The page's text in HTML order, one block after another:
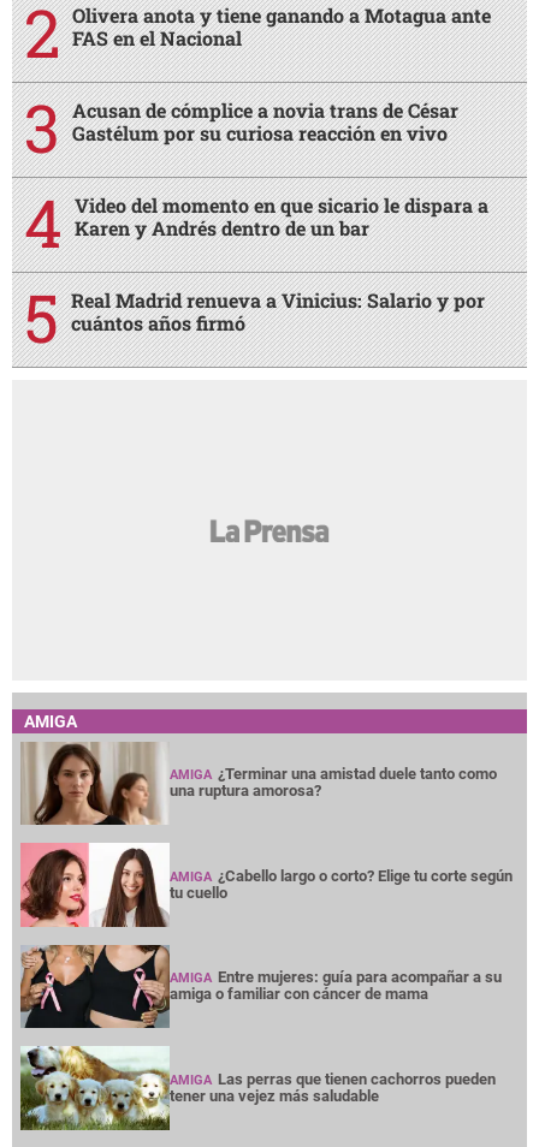
Olivera anota y tiene ganando a Motagua ante
FAS en el Nacional
Acusan de cómplice a novia trans de César
Gastélum por su curiosa reacción en vivo
Video del momento en que sicario le dispara a
Karen y Andrés dentro de un bar
Real Madrid renueva a Vinicius: Salario y por
cuántos años firmó
AMIGA
AMIGA ¿Terminar una amistad duele tanto como
una ruptura amorosa?
AMIGA ¿Cabello largo o corto? Elige tu corte según
tu cuello
AMIGA Entre mujeres: guía para acompañar a su
amiga o familiar con cáncer de mama
AMIGA Las perras que tienen cachorros pueden
tener una vejez más saludable